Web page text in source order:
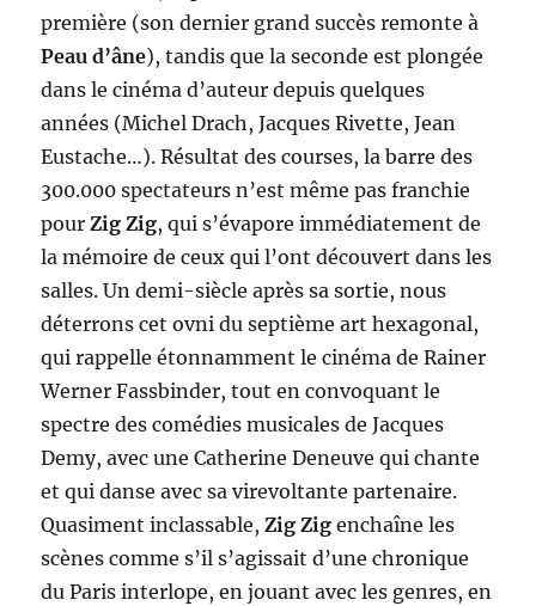
première (son dernier grand succès remonte à
Peau d’âne), tandis que la seconde est plongée
dans le cinéma d’auteur depuis quelques
années (Michel Drach, Jacques Rivette, Jean
Eustache…). Résultat des courses, la barre des
300.000 spectateurs n’est même pas franchie
pourZig Zig, qui s’évapore immédiatement de
la mémoire de ceux qui l’ont découvert dans les
salles. Un demi-siècle après sa sortie, nous
déterrons cet ovni du septième art hexagonal,
qui rappelle étonnamment le cinéma de Rainer
Werner Fassbinder, tout en convoquant le
spectre des comédies musicales de Jacques
Demy, avec une Catherine Deneuve qui chante
et qui danse avec sa virevoltante partenaire.
Quasiment inclassable,Zig Zig enchaîne les
scènes comme s’il s’agissait d’une chronique
du Paris interlope, en jouant avec les genres, en